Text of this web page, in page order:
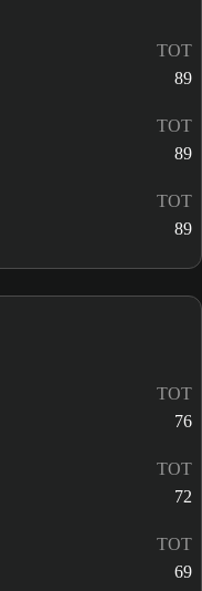
TOT
89
TOT
89
TOT
89
TOT
76
TOT
72
TOT
69